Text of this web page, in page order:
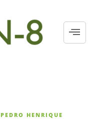
PEDRO HENRIQUE